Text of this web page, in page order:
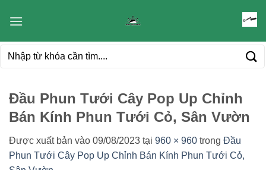
qua
dung
Tìm
Đầu Phun Tưới Cây Pop Up Chỉnh
Bán Kính Phun Tưới Cỏ, Sân Vườn
Được xuất bản vào 09/08/2023 tại 960 × 960 trong Đầu
Phun Tưới Cây Pop Up Chỉnh Bán Kính Phun Tưới Cỏ,